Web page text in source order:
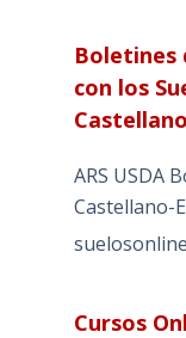
Boletines
con los
Castellano
ARS USDA
Castellano-
Cursos